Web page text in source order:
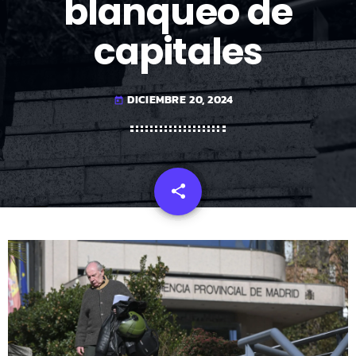
blanqueo de
capitales
today DICIEMBRE 20, 2024
share
email